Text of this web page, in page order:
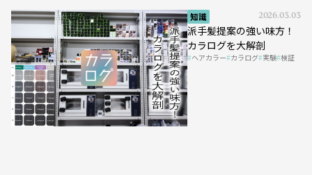
知識 2026.03.03
派手髪提案の強い味方！
カラログを大解剖
ヘアカラー カラログ 実験 検証